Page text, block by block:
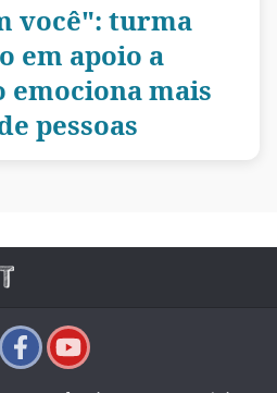
você": turma
em apoio a
emociona mais
pessoas